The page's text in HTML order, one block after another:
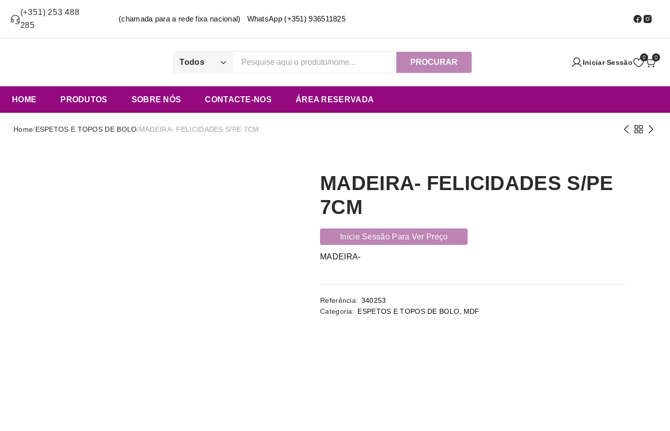
(+351) 253 488
285
(chamada para a rede fixa nacional) WhatsApp (+351) 936511825
Todos PROCURAR Iniciar Sessão
0 0
HOME PRODUTOS SOBRE NÓS CONTACTE-NOS ÁREA RESERVADA
Home/ESPETOS E TOPOS DE BOLO/MADEIRA- FELICIDADES S/PE 7CM
MADEIRA- FELICIDADES S/PE
7CM
Inicie Sessão Para Ver Preço
MADEIRA-
Referência: 340253
Categoria: ESPETOS E TOPOS DE BOLO MDF